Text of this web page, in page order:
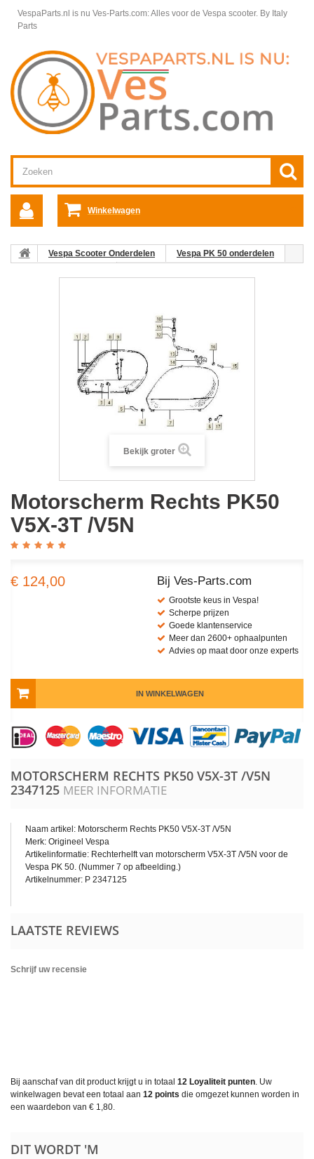
VespaParts.nl is nu Ves-Parts.com: Alles voor de Vespa scooter. By Italy
Parts
Winkelwagen
Vespa Scooter Onderdelen
Vespa PK 50 onderdelen
Bekijk groter
Motorscherm Rechts PK50
V5X-3T /V5N
€ 124,00 Bij Ves-Parts.com
Grootste keus in Vespa!
Scherpe prijzen
Goede klantenservice
Meer dan 2600+ ophaalpunten
Advies op maat door onze experts
IN WINKELWAGEN
MOTORSCHERM RECHTS PK50 V5X-3T /V5N
2347125 MEER INFORMATIE
Naam artikel: Motorscherm Rechts PK50 V5X-3T /V5N
Merk: Origineel Vespa
Artikelinformatie: Rechterhelft van motorscherm V5X-3T /V5N voor de
Vespa PK 50. (Nummer 7 op afbeelding.)
Artikelnummer: P 2347125
LAATSTE REVIEWS
Schrijf uw recensie
Bij aanschaf van dit product krijgt u in totaal 12 Loyaliteit punten. Uw
winkelwagen bevat een totaal aan 12 points die omgezet kunnen worden in
een waardebon van € 1,80.
DIT WORDT 'M